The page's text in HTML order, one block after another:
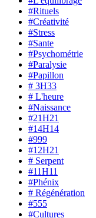
#Rituels
#Créativité
#Stress
#Sante
#Psychométrie
#Paralysie
#Papillon
# 3H33
# L'heure
#Naissance
#21H21
#14H14
#999
#12H21
# Serpent
#11H11
#Phénix
# Régénération
#555
#Cultures